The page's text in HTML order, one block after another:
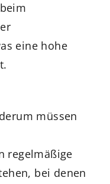
eine hohe
müssen
regelmäßige
bei denen